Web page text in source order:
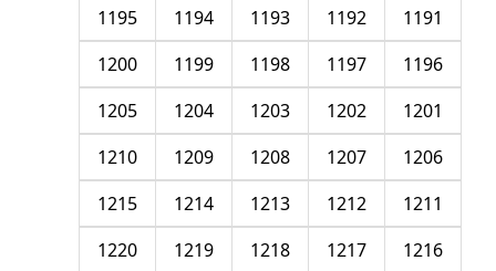
1191
1192
1193
1194
1195
1196
1197
1198
1199
1200
1201
1202
1203
1204
1205
1206
1207
1208
1209
1210
1211
1212
1213
1214
1215
1216
1217
1218
1219
1220